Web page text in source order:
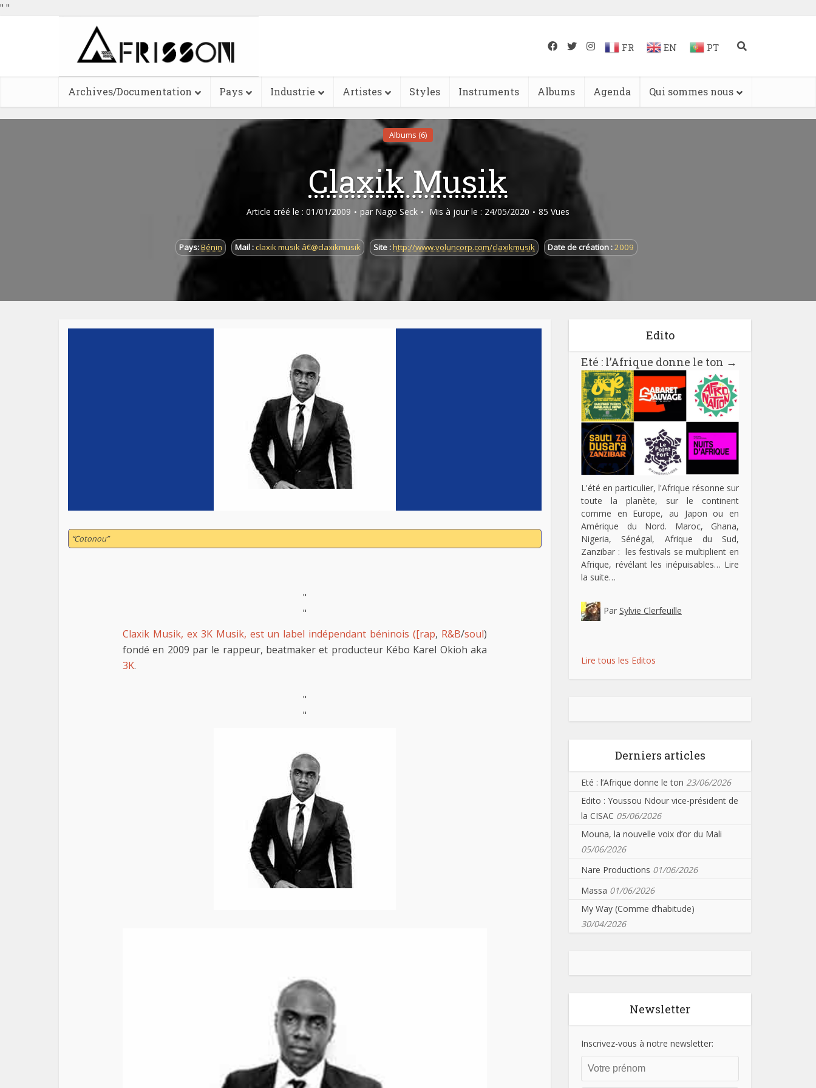
" "
FR EN PT
Archives/Documentation Pays Industrie Artistes Styles Instruments Albums Agenda Qui sommes nous
Albums (6)
Claxik Musik
Article créé le : 01/01/2009 par Nago Seck Mis à jour le : 24/05/2020 85 Vues
Pays:Bénin Mail :claxik musik â€@claxikmusik Site :http://www.voluncorp.com/claxikmusik Date de création :2009
“Cotonou”
"
"
Claxik Musik, ex 3K Musik, est un label indépendant béninois ([rap, R&B/soul)
fondé en 2009 par le rappeur, beatmaker et producteur Kébo Karel Okioh aka
3K.
"
"
Edito
Eté : l’Afrique donne le ton →
L'été en particulier, l'Afrique résonne sur
toute la planète, sur le continent
comme en Europe, au Japon ou en
Amérique du Nord. Maroc, Ghana,
Nigeria, Sénégal, Afrique du Sud,
Zanzibar : les festivals se multiplient en
Afrique, révélant les inépuisables… Lire
la suite…
Par Sylvie Clerfeuille
Lire tous les Editos
Derniers articles
Eté : l’Afrique donne le ton 23/06/2026
Edito : Youssou Ndour vice-président de
la CISAC 05/06/2026
Mouna, la nouvelle voix d’or du Mali
05/06/2026
Nare Productions 01/06/2026
Massa 01/06/2026
My Way (Comme d’habitude)
30/04/2026
Newsletter
Inscrivez-vous à notre newsletter: